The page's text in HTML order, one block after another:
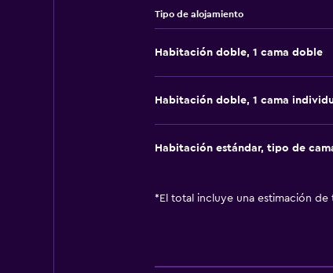
Tipo de alojamiento
Habitación doble, 1 cama doble
Habitación doble, 1 cama
Habitación estándar, tipo de
* El total incluye una estimación